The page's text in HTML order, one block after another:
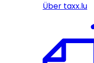
Über taxx.lu